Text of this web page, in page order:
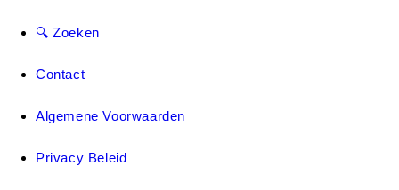
🔍 Zoeken
Contact
Algemene Voorwaarden
Privacy Beleid